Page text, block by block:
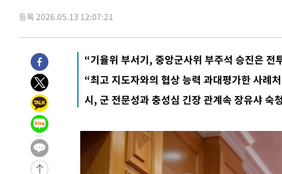
-13007초 전 >극한폭염 한풀 꺾이지만…'낮 최고 35도' 무더위, 열대야 계속[
주 날씨]
-10025초 전 >축구협회 "압수수색·성접대 논란 사과…쇄신의 기회로 삼겠
-8542초 전 >
[속보]'압수수색·성접대 논란' 축구협회 "실망과 걱정 안겨드
47분 전 >
'최고 37도' 폭염 지속…강원동해안 최대 150㎜ 비
2시간 전 >
등록 2026.05.13 12:07:21
“기율위 부서기, 중앙군사위 부주석 승진은 전
“최고 지도자와의 협상 능력 과대평가한 사례
시, 군 전문성과 충성심 긴장 관계속 장유샤 숙